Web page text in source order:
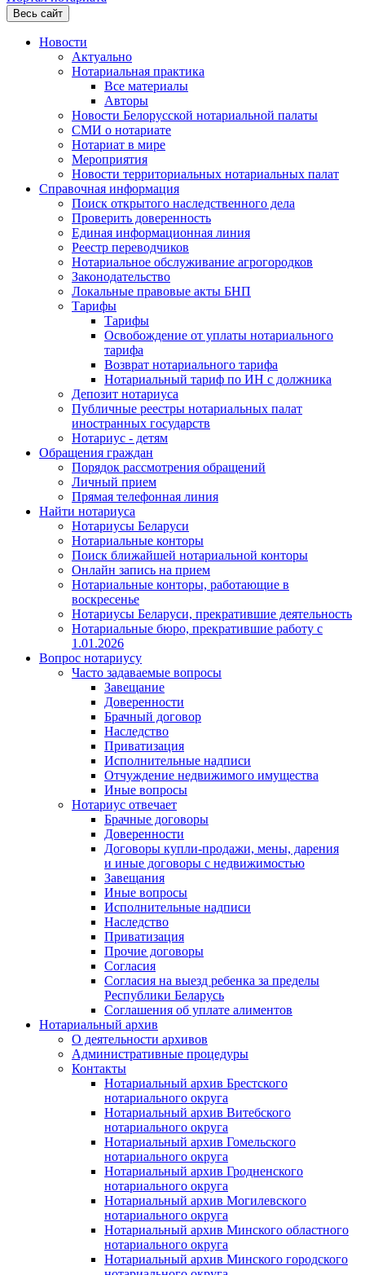
Весь сайт
Новости
Актуально
Нотариальная практика
Все материалы
Авторы
Новости Белорусской нотариальной палаты
СМИ о нотариате
Нотариат в мире
Мероприятия
Новости территориальных нотариальных палат
Справочная информация
Поиск открытого наследственного дела
Проверить доверенность
Единая информационная линия
Реестр переводчиков
Нотариальное обслуживание агрогородков
Законодательство
Локальные правовые акты БНП
Тарифы
Тарифы
Освобождение от уплаты нотариального
тарифа
Возврат нотариального тарифа
Нотариальный тариф по ИН с должника
Депозит нотариуса
Публичные реестры нотариальных палат
иностранных государств
Нотариус - детям
Обращения граждан
Порядок рассмотрения обращений
Личный прием
Прямая телефонная линия
Найти нотариуса
Нотариусы Беларуси
Нотариальные конторы
Поиск ближайшей нотариальной конторы
Онлайн запись на прием
Нотариальные конторы, работающие в
воскресенье
Нотариусы Беларуси, прекратившие деятельность
Нотариальные бюро, прекратившие работу с
1.01.2026
Вопрос нотариусу
Часто задаваемые вопросы
Завещание
Доверенности
Брачный договор
Наследство
Приватизация
Исполнительные надписи
Отчуждение недвижимого имущества
Иные вопросы
Нотариус отвечает
Брачные договоры
Доверенности
Договоры купли-продажи, мены, дарения
и иные договоры с недвижимостью
Завещания
Иные вопросы
Исполнительные надписи
Наследство
Приватизация
Прочие договоры
Согласия
Согласия на выезд ребенка за пределы
Республики Беларусь
Соглашения об уплате алиментов
Нотариальный архив
О деятельности архивов
Административные процедуры
Контакты
Нотариальный архив Брестского
нотариального округа
Нотариальный архив Витебского
нотариального округа
Нотариальный архив Гомельского
нотариального округа
Нотариальный архив Гродненского
нотариального округа
Нотариальный архив Могилевского
нотариального округа
Нотариальный архив Минского областного
нотариального округа
Нотариальный архив Минского городского